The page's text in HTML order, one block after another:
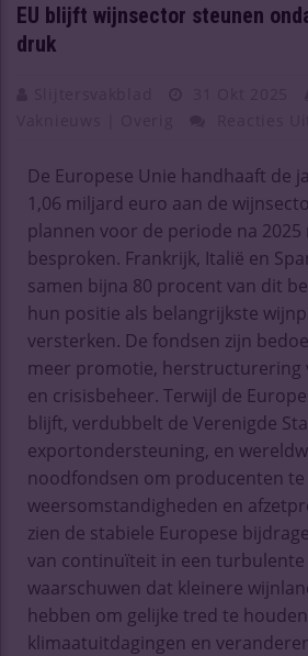
EU blijft wijnsector steunen
druk
De Europese Unie handhaaft de
1,06 miljard euro aan de
plannen voor de periode na 2025
besproken. Frankrijk, Italië en
samen bijna 80 procent van dit
hun positie als belangrijkste
versterken. De fondsen zijn
meer promotie, herstructurering
en crisisbeheer. Terwijl de
blijft, verdubbelt de Verenigde
exportondersteuning, en
noodfondsen om producenten
weersomstandigheden en
zien de stabiele Europese
van continuïteit in een
waarschuwen dat kleinere
hebben om gelijke tred te
klimaatuitdagingen en